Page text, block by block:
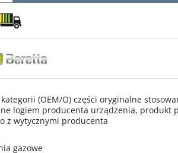
(OEM/O) części oryginalne
logiem producenta urządzenia, produkt
z wytycznymi producenta
gazowe